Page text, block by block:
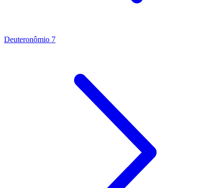
Deuteronômio 7